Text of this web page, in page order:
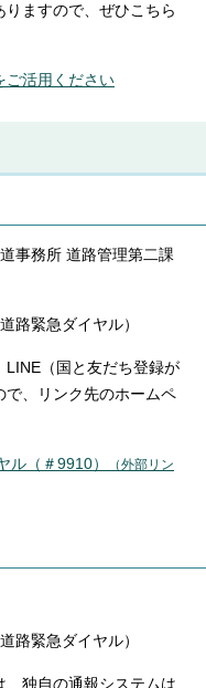
ますので、ぜひこちら
ご活用ください
事務所 道路管理第二課
路緊急ダイヤル）
（国と友だち登録が
で、リンク先のホームペ
ル（＃9910）
（外部リン
路緊急ダイヤル）
独自の通報システムは